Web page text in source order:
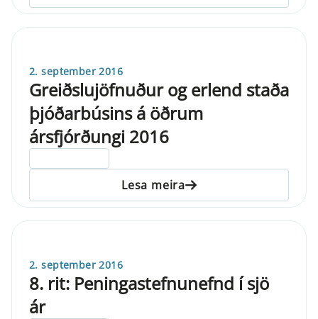
2. september 2016
Greiðslujöfnuður og erlend staða
þjóðarbúsins á öðrum
ársfjórðungi 2016
Lesa meira
2. september 2016
8. rit: Peningastefnunefnd í sjö
ár